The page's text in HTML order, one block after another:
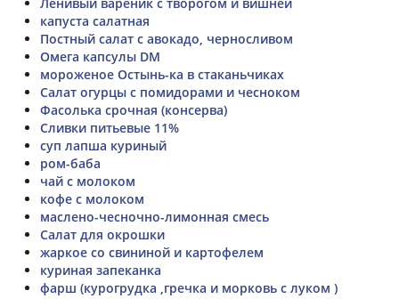
капуста салатная
Постный салат с авокадо, черносливом
Омега капсулы DM
мороженое Остынь-ка в стаканьчиках
Салат огурцы с помидорами и чесноком
Фасолька срочная (консерва)
Сливки питьевые 11%
суп лапша куриный
ром-баба
чай с молоком
кофе с молоком
маслено-чесночно-лимонная смесь
Салат для окрошки
жаркое со свининой и картофелем
куриная запеканка
фарш (курогрудка ,гречка и морковь с луком )